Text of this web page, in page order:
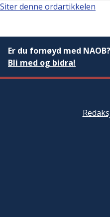
Siter denne ordartikkelen
Er du fornøyd med NAOB?
Bli med og bidra!